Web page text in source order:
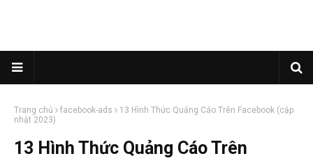
Trang chủ facebook-ads
13 Hình Thức Quảng Cáo Trên Facebook (cập
nhật 2023)
13 Hình Thức Quảng Cáo Trên